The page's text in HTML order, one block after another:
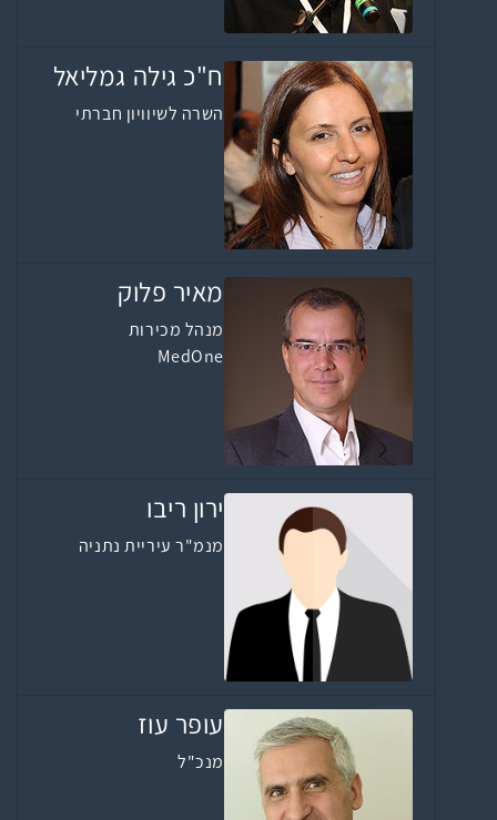
ח"כ גילה גמליאל
השרה לשיוויון חברתי
מאיר פלוק
מנהל מכירות
MedOne
ירון ריבו
מנמ"ר עיריית נתניה
עופר עוז
מנכ"ל